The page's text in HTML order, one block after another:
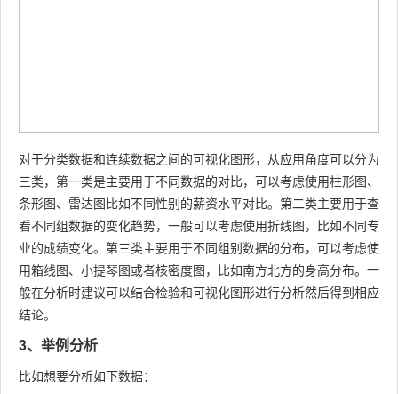
对于分类数据和连续数据之间的可视化图形，从应用角度可以分为
三类，第一类是主要用于不同数据的对比，可以考虑使用柱形图、
条形图、雷达图比如不同性别的薪资水平对比。第二类主要用于查
看不同组数据的变化趋势，一般可以考虑使用折线图，比如不同专
业的成绩变化。第三类主要用于不同组别数据的分布，可以考虑使
用箱线图、小提琴图或者核密度图，比如南方北方的身高分布。一
般在分析时建议可以结合检验和可视化图形进行分析然后得到相应
结论。
3、举例分析
比如想要分析如下数据：